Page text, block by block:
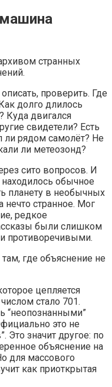
странных
проверить. Где
долго длилось
Куда двигался
свидетели? Есть
ли рядом самолёт? Не
ли метеозонд?
сито вопросов. И
находилось обычное
планету в необычных
нечто странное. Мог
редкое
были слишком
противоречивыми.
где объяснение не
цепляется
стало 701.
“неопознанными”
это не
Это значит другое: по
объяснение на
для массового
как приоткрытая